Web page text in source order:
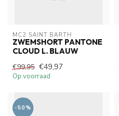
MC2 SAINT BARTH
ZWEMSHORT PANTONE
CLOUD L. BLAUW
€99,95 €49,97
Op voorraad
-50%